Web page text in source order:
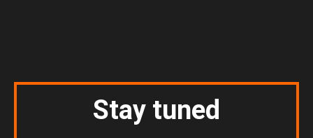
Stay tuned